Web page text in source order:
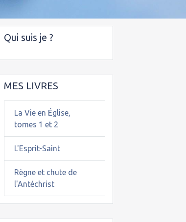
Qui suis je ?
MES LIVRES
La Vie en Église,
tomes 1 et 2
L'Esprit-Saint
Règne et chute de
l'Antéchrist